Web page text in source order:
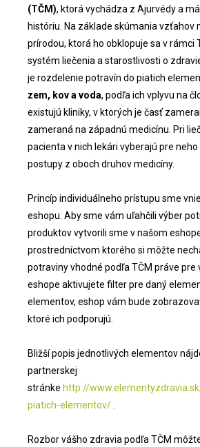
(TČM), ktorá vychádza z Ajurvédy a
históriu. Na základe skúmania vzťahov
prírodou, ktorá ho obklopuje sa v rámci
systém liečenia a starostlivosti o
je rozdelenie potravín do piatich
zem, kov a voda, podľa ich vplyvu na
existujú kliniky, v ktorých je časť
zameraná na západnú medicínu. Pri
pacienta v nich lekári vyberajú pre
postupy z oboch druhov medicíny.
Princíp individuálneho prístupu sme
eshopu. Aby sme vám uľahčili výber
produktov vytvorili sme v našom
prostredníctvom ktorého si môžte
potraviny vhodné podľa TČM práve pre
eshope aktivujete filter pre daný
elementov, eshop vám bude
ktoré ich podporujú.
Bližší popis jednotlivých elementov
partnerskej
stránke http://
piatich-elementov/
Rozbor vášho zdravia podľa TČM